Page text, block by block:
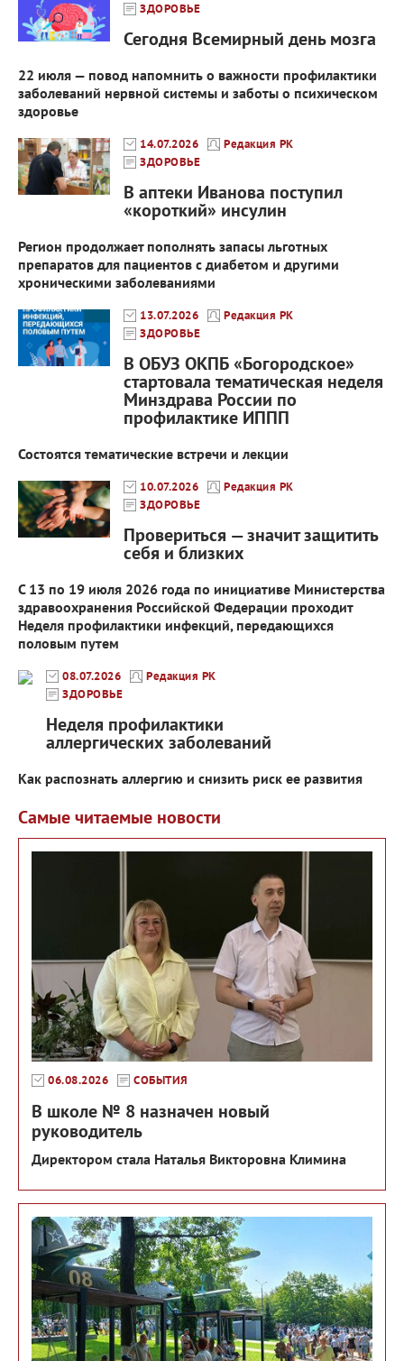
ЗДОРОВЬЕ
Сегодня Всемирный день мозга
22 июля — повод напомнить о важности профилактики
заболеваний нервной системы и заботы о психическом
здоровье
14.07.2026
Редакция РК
ЗДОРОВЬЕ
В аптеки Иванова поступил
«короткий» инсулин
Регион продолжает пополнять запасы льготных
препаратов для пациентов с диабетом и другими
хроническими заболеваниями
13.07.2026
Редакция РК
ЗДОРОВЬЕ
В ОБУЗ ОКПБ «Богородское»
стартовала тематическая неделя
Минздрава России по
профилактике ИППП
Состоятся тематические встречи и лекции
10.07.2026
Редакция РК
ЗДОРОВЬЕ
Провериться — значит защитить
себя и близких
С 13 по 19 июля 2026 года по инициативе Министерства
здравоохранения Российской Федерации проходит
Неделя профилактики инфекций, передающихся
половым путем
08.07.2026
Редакция РК
ЗДОРОВЬЕ
Неделя профилактики
аллергических заболеваний
Как распознать аллергию и снизить риск ее развития
Самые читаемые новости
06.08.2026 СОБЫТИЯ
В школе № 8 назначен новый
руководитель
Директором стала Наталья Викторовна Климина